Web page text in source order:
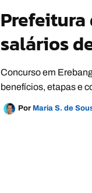
Prefeitura
salários
Concurso em
benefícios, etapas e
Por Maria S. de